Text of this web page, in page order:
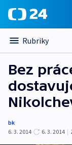
Rubriky
Bez
bk
6. 3. 2014
6. 3. 2014 |